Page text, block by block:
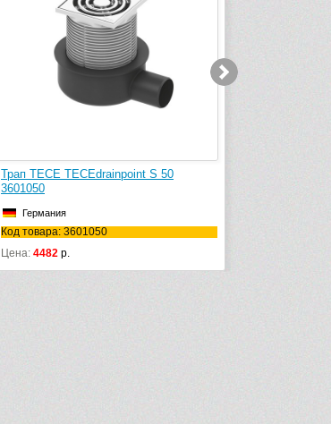
Трап TECE TECEdrainpoint S 50
3601050
Германия
Код товара: 3601050
Цена: 4482 р. 5490